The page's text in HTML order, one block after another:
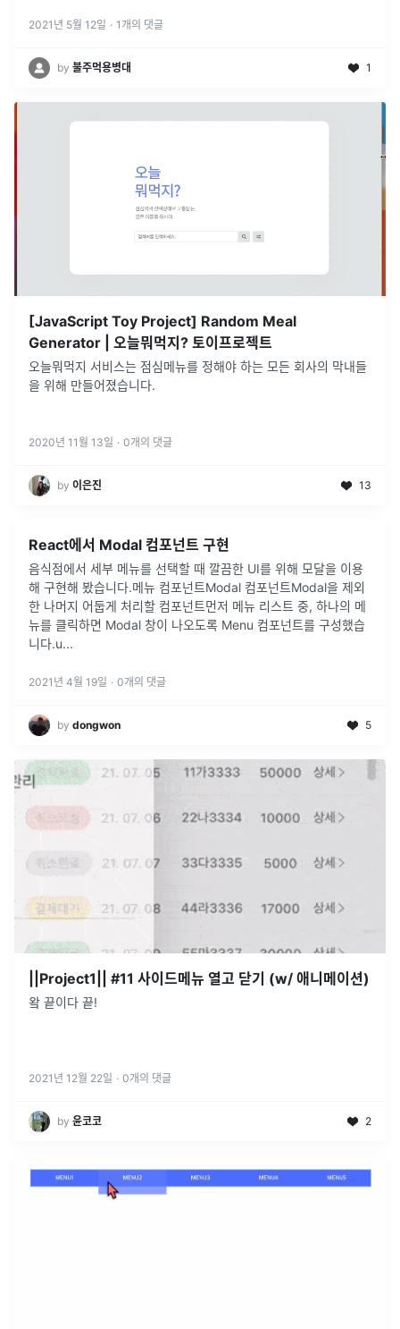
2021년 5월 12일 · 1 개의 댓글
by 불주먹용병대 1
[JavaScript Toy Project] Random Meal
Generator | 오늘뭐먹지? 토이프로젝트
오늘뭐먹지 서비스는 점심메뉴를 정해야 하는 모든 회사의 막내들
을 위해 만들어졌습니다.
2020년 11월 13일 · 0개의 댓글
by 이은진 13
React에서 Modal 컴포넌트 구현
음식점에서 세부 메뉴를 선택할 때 깔끔한 UI를 위해 모달을 이용
해 구현해 봤습니다.메뉴 컴포넌트Modal 컴포넌트Modal을 제외
한 나머지 어둡게 처리할 컴포넌트먼저 메뉴 리스트 중, 하나의 메
뉴를 클릭하면 Modal 창이 나오도록 Menu 컴포넌트를 구성했습
니다.u...
2021년 4월 19일 · 0개의 댓글
by dongwon 5
||Project1|| #11 사이드메뉴 열고 닫기 (w/ 애니메이션)
왘 끝이다 끝!
2021년 12월 22일 · 0개의 댓글
by 윤코코 2